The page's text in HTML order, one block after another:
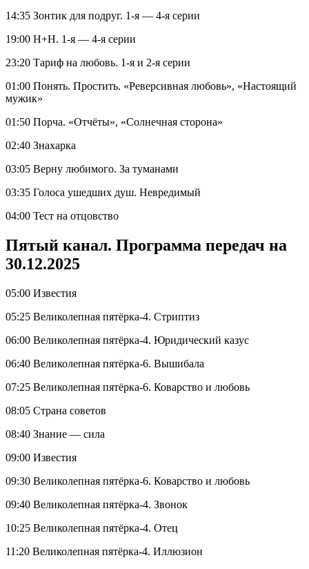
14:35 Зонтик для подруг. 1-я — 4-я серии
19:00 Н+Н. 1-я — 4-я серии
23:20 Тариф на любовь. 1-я и 2-я серии
01:00 Понять. Простить. «Реверсивная любовь», «Настоящий
мужик»
01:50 Порча. «Отчёты», «Солнечная сторона»
02:40 Знахарка
03:05 Верну любимого. За туманами
03:35 Голоса ушедших душ. Невредимый
04:00 Тест на отцовство
Пятый канал. Программа передач на
30.12.2025
05:00 Известия
05:25 Великолепная пятёрка-4. Стриптиз
06:00 Великолепная пятёрка-4. Юридический казус
06:40 Великолепная пятёрка-6. Вышибала
07:25 Великолепная пятёрка-6. Коварство и любовь
08:05 Страна советов
08:40 Знание — сила
09:00 Известия
09:30 Великолепная пятёрка-6. Коварство и любовь
09:40 Великолепная пятёрка-4. Звонок
10:25 Великолепная пятёрка-4. Отец
11:20 Великолепная пятёрка-4. Иллюзион